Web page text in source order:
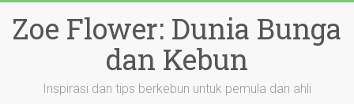
content
Zoe Flower: Dunia Bunga
dan Kebun
Inspirasi dan tips berkebun untuk pemula dan ahli